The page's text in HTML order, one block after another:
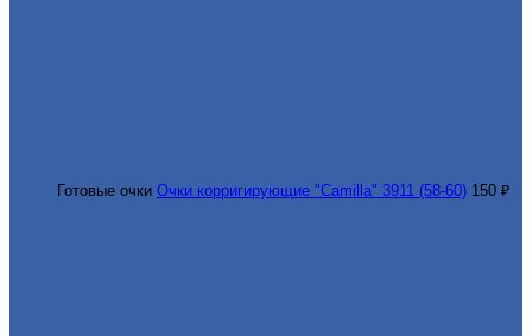
Готовые очки Очки корригирующие "Camilla" 3911 (58-60) 150 ₽